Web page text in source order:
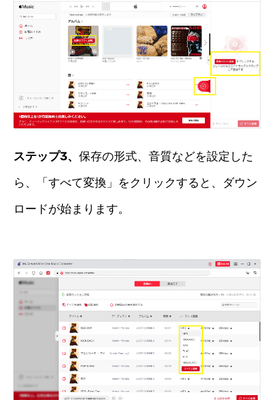
ステップ3、保存の形式、音質などを設定した
ら、「すべて変換」をクリックすると、ダウン
ロードが始まります。